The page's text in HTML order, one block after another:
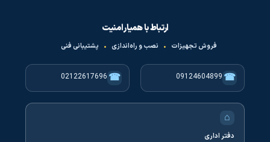
ارتباط با همیار امنیت
فروش تجهیزات • نصب و راه‌اندازی • پشتیبانی فنی
☎
09124604899
☎
02122617696
⌂
دفتر اداری